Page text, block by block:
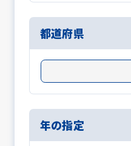
都道府県
年の指定